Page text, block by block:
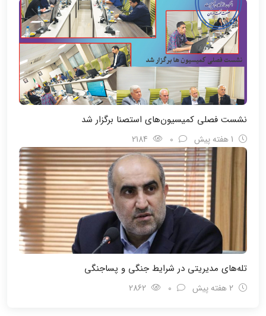
نشست فصلی کمیسیون‌های استصنا برگزار شد
تله‌های مدیریتی در شرایط جنگی و پسا‌جنگی